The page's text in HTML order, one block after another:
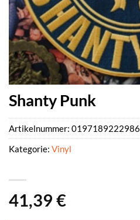
Shanty Punk
41,39 €
Artikelnummer: 0197189222986
Kategorie: Vinyl